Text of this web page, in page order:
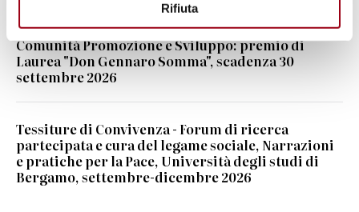
Rifiuta
Comunità Promozione e Sviluppo: premio di
Laurea "Don Gennaro Somma", scadenza 30
settembre 2026
Tessiture di Convivenza - Forum di ricerca
partecipata e cura del legame sociale, Narrazioni
e pratiche per la Pace, Università degli studi di
Bergamo, settembre-dicembre 2026